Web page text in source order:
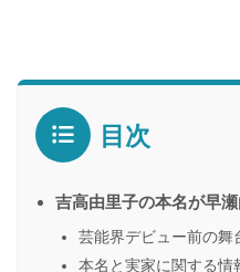
目次
吉高由里子の本名が早
芸能界デビュー前の舞
本名と実家に関する情